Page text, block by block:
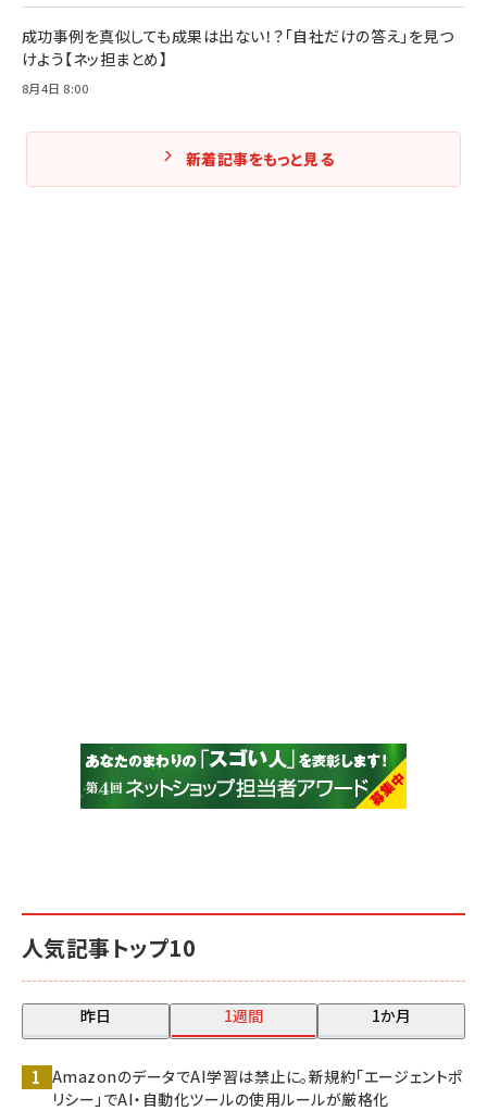
人気記事トップ10
昨日 1週間 1か月
AmazonのデータでAI学習は禁止に。新規約「エージェントポ
リシー」でAI・自動化ツールの使用ルールが厳格化
成功事例を真似しても成果は出ない！？「自社だけの答え」を見つ
けよう【ネッ担まとめ】
8月4日 8:00
新着記事をもっと見る